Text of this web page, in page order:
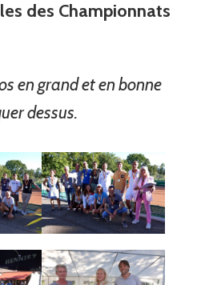
des Championnats
en grand et en bonne
dessus.